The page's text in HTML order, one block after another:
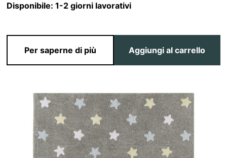
Disponibile:1-2 giorni lavorativi
Per saperne di più Aggiungi al carrello